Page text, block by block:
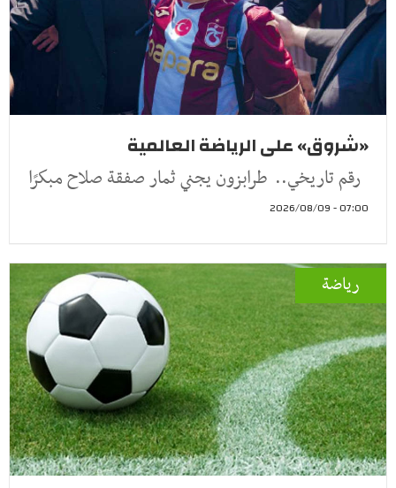
«شروق» على الرياضة العالمية
رقم تاريخي.. طرابزون يجني ثمار صفقة صلاح مبكرًا
07:00 - 2026/08/09
رياضة